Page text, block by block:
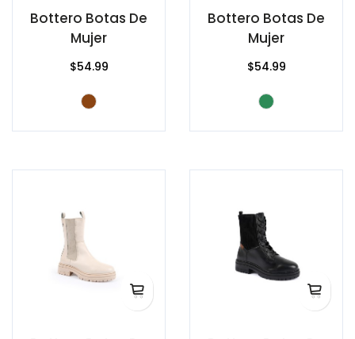
Bottero Botas De
Mujer
$54.99
Bottero Botas De
Mujer
$54.99